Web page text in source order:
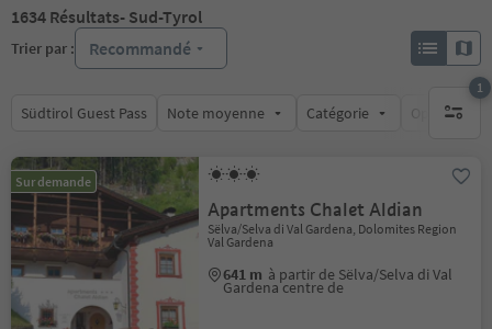
1634 Résultats- Sud-Tyrol
Trier par : Recommandé
Südtirol Guest Pass Note moyenne Catégorie Options de
1
1 filtre
Sur demande
Apartments Chalet Aldian
Sëlva/Selva di Val Gardena, Dolomites Region
Val Gardena
641 m à partir de Sëlva/Selva di Val
Gardena centre de